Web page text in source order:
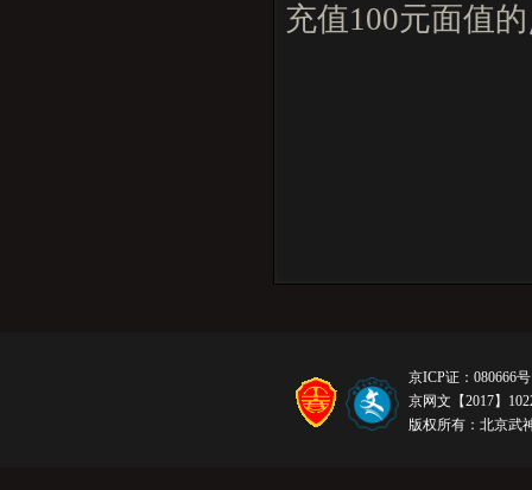
充值100元面值
京ICP证：080666
京网文【2017】
版权所有：北京武